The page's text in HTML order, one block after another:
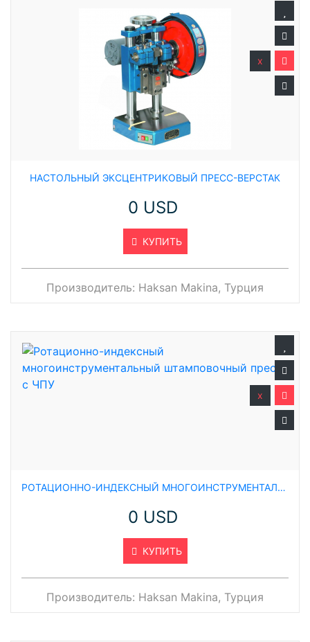
НАСТОЛЬНЫЙ ЭКСЦЕНТРИКОВЫЙ ПРЕСС-ВЕРСТАК
0 USD
КУПИТЬ
x
Производитель: Haksan Makina, Турция
РОТАЦИОННО-ИНДЕКСНЫЙ МНОГОИНСТРУМЕНТАЛЬНЫЙ ШТАМПОВОЧНЫЙ ПРЕСС С ЧПУ
0 USD
КУПИТЬ
x
Производитель: Haksan Makina, Турция